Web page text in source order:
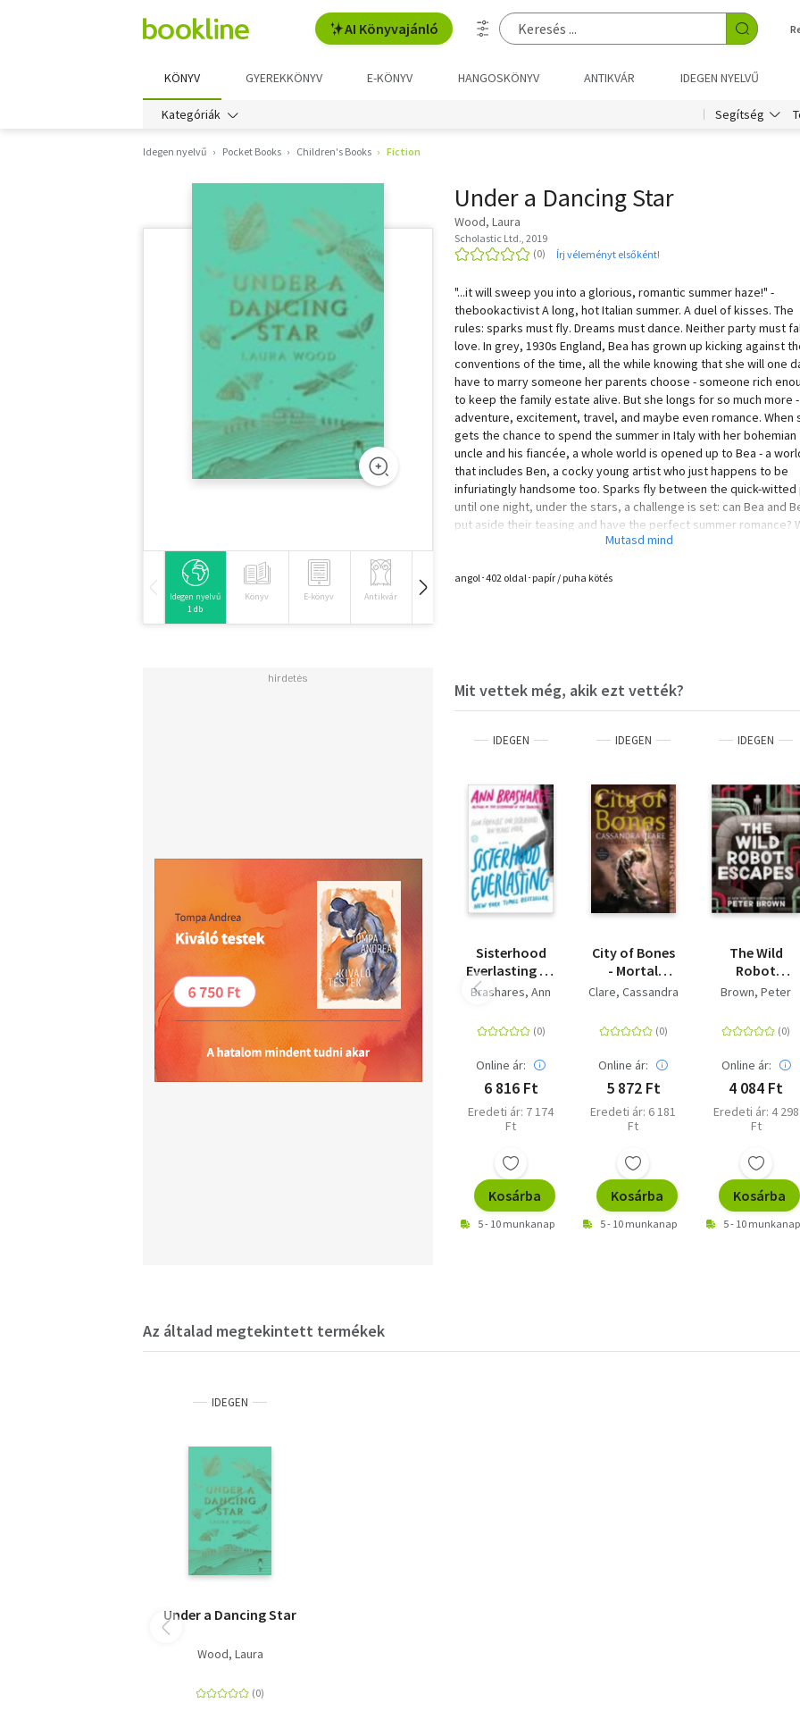
AI Könyvajánló
KÖNYV GYEREKKÖNYV E-KÖNYV HANGOSKÖNYV ANTIKVÁR IDEGEN NYELVŰ
Kategóriák Segítség
Idegen nyelvű Pocket Books Children's Books Fiction
Idegen nyelvű
1 db
Könyv E-könyv Antikvár Hangoskönyv
Under a Dancing Star
Wood, Laura
Scholastic Ltd., 2019
Írj véleményt elsőként!
"...it will sweep you into a glorious, romantic summer haze!" -
thebookactivist A long, hot Italian summer. A duel of kisses. The
rules: sparks must fly. Dreams must dance. Neither party must
love. In grey, 1930s England, Bea has grown up kicking against
conventions of the time, all the while knowing that she will one
have to marry someone her parents choose - someone rich
to keep the family estate alive. But she longs for so much more
adventure, excitement, travel, and maybe even romance. When
gets the chance to spend the summer in Italy with her bohemian
uncle and his fiancée, a whole world is opened up to Bea - a
that includes Ben, a cocky young artist who just happens to be
infuriatingly handsome too. Sparks fly between the quick-witted
until one night, under the stars, a challenge is set: can Bea and
put aside their teasing and have the perfect summer romance?
their new friends gleefully setting the rules for their fling, Bea and
not, cannot fall in love... A long, hot summer of kisses and mischief
and entertaining love story with captivating central characters." -
Books For Keeps "Rapturously romantic, this dazzling novel sees
life-changing summer." - LoveReading 4 Kids
angol･402 oldal･papír / puha kötés
Mit vettek még, akik ezt vették?
IDEGEN
Sisterhood
Everlasting - A
Novel
Brashares, Ann
Online ár:
6 816 Ft
Eredeti ár: 7 174
Ft
Kosárba
5 - 10 munkanap
IDEGEN
City of Bones
- Mortal
Instruments,
Clare, Cassandra
Online ár:
5 872 Ft
Eredeti ár: 6 181
Ft
Kosárba
5 - 10 munkanap
IDEGEN
The Wild
Robot
Escapes
Brown, Peter
Online ár:
4 084 Ft
Eredeti ár: 4 298
Ft
Kosárba
5 - 10 munkanap
Az általad megtekintett termékek
IDEGEN
Under a Dancing Star
Wood, Laura